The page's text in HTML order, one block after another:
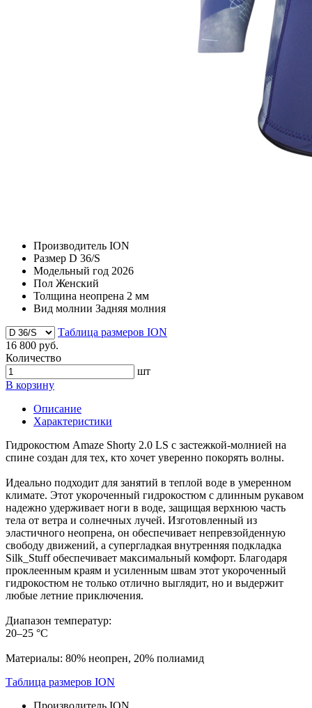
Производитель ION
Размер D 36/S
Модельный год 2026
Пол Женский
Толщина неопрена 2 мм
Вид молнии Задняя молния
Таблица размеров ION
16 800 руб.
Количество
шт
В корзину
Описание
Характеристики
Гидрокостюм Amaze Shorty 2.0 LS с застежкой-молнией на
спине создан для тех, кто хочет уверенно покорять волны.
Идеально подходит для занятий в теплой воде в умеренном
климате. Этот укороченный гидрокостюм с длинным рукавом
надежно удерживает ноги в воде, защищая верхнюю часть
тела от ветра и солнечных лучей. Изготовленный из
эластичного неопрена, он обеспечивает непревзойденную
свободу движений, а супергладкая внутренняя подкладка
Silk_Stuff обеспечивает максимальный комфорт. Благодаря
проклеенным краям и усиленным швам этот укороченный
гидрокостюм не только отлично выглядит, но и выдержит
любые летние приключения.
Диапазон температур:
20–25 °C
Материалы: 80% неопрен, 20% полиамид
Таблица размеров ION
Производитель ION